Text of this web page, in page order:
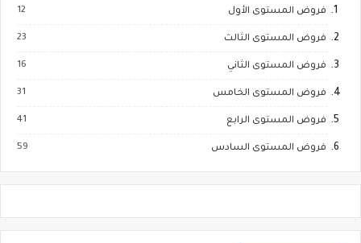
فروض المستوى الأول 12
فروض المستوى الثالث 23
فروض المستوى الثاني 16
فروض المستوى الخامس 31
فروض المستوى الرابع 41
فروض المستوى السادس 59